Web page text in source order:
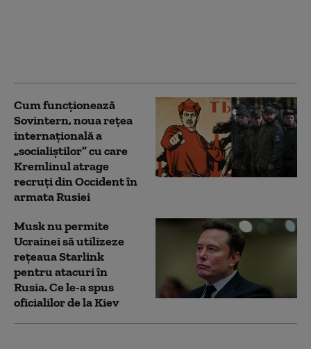
Cum funcționează
Sovintern, noua rețea
internațională a
„socialiștilor” cu care
Kremlinul atrage
recruți din Occident în
armata Rusiei
Musk nu permite
Ucrainei să utilizeze
reţeaua Starlink
pentru atacuri în
Rusia. Ce le-a spus
oficialilor de la Kiev